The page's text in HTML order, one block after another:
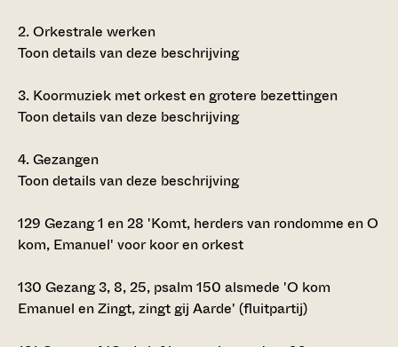
2.Orkestrale werken
Toon details van deze beschrijving
3. Koormuziek met orkest en grotere bezettingen
Toon details van deze beschrijving
4.Gezangen
Toon details van deze beschrijving
129 Gezang 1 en 28 'Komt, herders van rondomme en O
kom, Emanuel' voor koor en orkest
130 Gezang 3, 8, 25, psalm 150 alsmede 'O kom
Emanuel en Zingt, zingt gij Aarde' (fluitpartij)